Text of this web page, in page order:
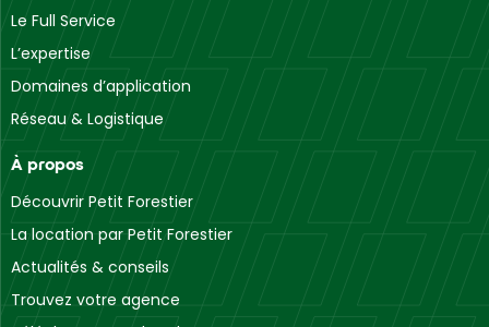
Le Full Service
L’expertise
Domaines d’application
Réseau & Logistique
À propos
Découvrir Petit Forestier
La location par Petit Forestier
Actualités & conseils
Trouvez votre agence